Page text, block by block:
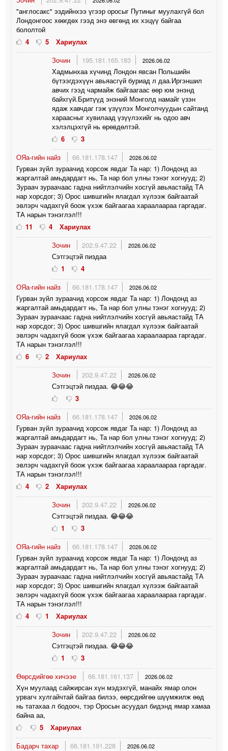
"англосакс" эздийнхээ үгээр оросыг Путиныг муулахгүй бол
Лондонгоос хөөгдөх гээд энэ өвгөнд их хэцүү байгаа
бололтой
4
5
Хариулах
Зочин
195.181.165.183 2026.06.02
Хадмынхаа хүчинд Лондон явсан Польшийн
бүтээгдэхүүн авьяасгүй буриад л даа.Иргэншил
авчих гээд чармайж байгаагаас өөр юм энэнд
байхгүй.Бритүүд энэний Монголд намайг үзэн
ядаж хавчдаг гэж үзүүлэх Монголчуудын сайтанд
хараасныг хувилаад үзүүлэхийг нь одоо авч
хэлэлцэхгүй нь өрөвдөлтэй.
6
3
ОЯа-гийн найз
66.181.178.147 2026.06.02
Гурван зүйл зураачид хорсож явдаг Та нар: 1) Лондонд аз
жаргалтай амьдардагт нь, Та нар бол улны тэнэг хогнууд; 2)
Зураач зураачаас гадна нийтлэлчийн хосгүй авьяастайд ТА
нар хорсдог; 3) Орос шившгийн ялагдал хүлээж байгаатай
эвлэрч чадахгүй боож үхэж байгаагаа хараалаараа гаргадаг.
ТА нарын тэнэглэл!!!
11
4
Хариулах
Зочин
202.9.47.22 2026.06.02
Сэтгэцтэй пиздаа
1
4
ОЯа-гийн найз
66.181.178.147 2026.06.02
Гурван зүйл зураачид хорсож явдаг Та нар: 1) Лондонд аз
жаргалтай амьдардагт нь, Та нар бол улны тэнэг хогнууд; 2)
Зураач зураачаас гадна нийтлэлчийн хосгүй авьяастайд ТА
нар хорсдог; 3) Орос шившгийн ялагдал хүлээж байгаатай
эвлэрч чадахгүй боож үхэж байгаагаа хараалаараа гаргадаг.
ТА нарын тэнэглэл!!!
6
2
Хариулах
Зочин
202.9.47.22 2026.06.02
Сэтгэцтэй пиздаа. 😂😂😂
3
ОЯа-гийн найз
66.181.178.147 2026.06.02
Гурван зүйл зураачид хорсож явдаг Та нар: 1) Лондонд аз
жаргалтай амьдардагт нь, Та нар бол улны тэнэг хогнууд; 2)
Зураач зураачаас гадна нийтлэлчийн хосгүй авьяастайд ТА
нар хорсдог; 3) Орос шившгийн ялагдал хүлээж байгаатай
эвлэрч чадахгүй боож үхэж байгаагаа хараалаараа гаргадаг.
ТА нарын тэнэглэл!!!
4
2
Хариулах
Зочин
202.9.47.22 2026.06.02
Сэтгэцтэй пиздаа. 😂😂😂
1
3
ОЯа-гийн найз
66.181.178.147 2026.06.02
Гурван зүйл зураачид хорсож явдаг Та нар: 1) Лондонд аз
жаргалтай амьдардагт нь, Та нар бол улны тэнэг хогнууд; 2)
Зураач зураачаас гадна нийтлэлчийн хосгүй авьяастайд ТА
нар хорсдог; 3) Орос шившгийн ялагдал хүлээж байгаатай
эвлэрч чадахгүй боож үхэж байгаагаа хараалаараа гаргадаг.
ТА нарын тэнэглэл!!!
4
1
Хариулах
Зочин
202.9.47.22 2026.06.02
Сэтгэцтэй пиздаа. 😂😂😂
1
3
Өөрсдийгөө хичээе
66.181.161.137 2026.06.02
Хүн муулаад сайжирсан хүн мэдэхгүй, манайх ямар олон
урвагч хулгайчтай байгаа билээ, өөрсдийгөө шүүмжилж өөд
нь татахаа л бодооч, тэр Оросын асуудал бидэнд ямар хамаа
байна аа,
5
Хариулах
Бадарч тахар
66.181.191.228 2026.06.02